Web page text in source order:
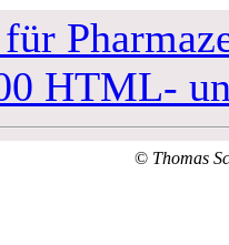
HTML-
© Thomas